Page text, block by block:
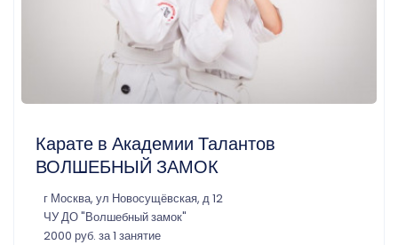
Карате в Академии Талантов
ВОЛШЕБНЫЙ ЗАМОК
г Москва, ул Новосущёвская, д 12
ЧУ ДО "Волшебный замок"
2000 руб. за 1 занятие